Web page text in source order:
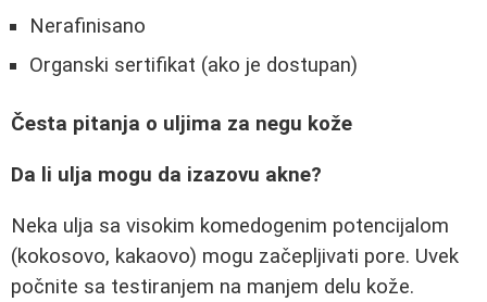
Nerafinisano
Organski sertifikat (ako je dostupan)
Česta pitanja o uljima za negu kože
Da li ulja mogu da izazovu akne?
Neka ulja sa visokim komedogenim potencijalom
(kokosovo, kakaovo) mogu začepljivati pore. Uvek
počnite sa testiranjem na manjem delu kože.